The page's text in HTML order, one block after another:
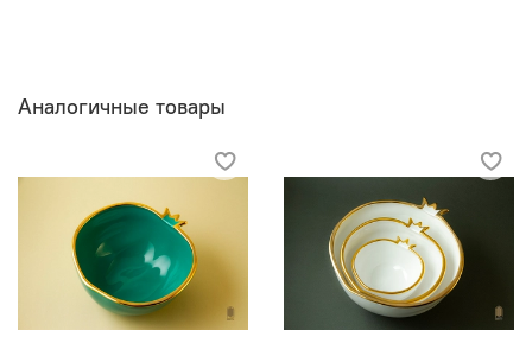
Аналогичные товары